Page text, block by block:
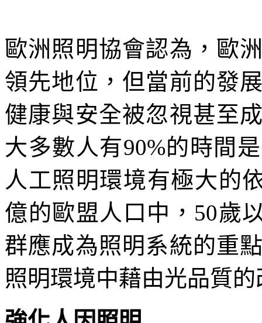
歐洲照明協會認為，歐
領先地位，但當前的發
健康與安全被忽視甚至
大多數人有90%的時間
人工照明環境有極大的
億的歐盟人口中，50歲
群應成為照明系統的重
照明環境中藉由光品質